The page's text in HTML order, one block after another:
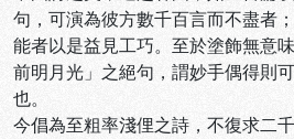
句，可演為彼方數千百言而不盡者
能者以是益見工巧。至於塗飾無意
前明月光」之絕句，謂妙手偶得則
也。
今倡為至粗率淺俚之詩，不復求二